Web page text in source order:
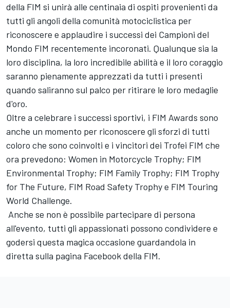
della FIM si unirà alle centinaia di ospiti provenienti da
tutti gli angoli della comunità motociclistica per
riconoscere e applaudire i successi dei Campioni del
Mondo FIM recentemente incoronati. Qualunque sia la
loro disciplina, la loro incredibile abilità e il loro coraggio
saranno pienamente apprezzati da tutti i presenti
quando saliranno sul palco per ritirare le loro medaglie
d'oro.
Oltre a celebrare i successi sportivi, i FIM Awards sono
anche un momento per riconoscere gli sforzi di tutti
coloro che sono coinvolti e i vincitori dei Trofei FIM che
ora prevedono: Women in Motorcycle Trophy; FIM
Environmental Trophy; FIM Family Trophy; FIM Trophy
for The Future, FIM Road Safety Trophy e FIM Touring
World Challenge.
Anche se non è possibile partecipare di persona
all'evento, tutti gli appassionati possono condividere e
godersi questa magica occasione guardandola in
diretta sulla pagina Facebook della FIM.